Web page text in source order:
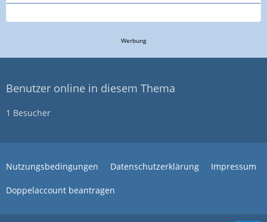
Werbung
Benutzer online in diesem Thema
1 Besucher
Nutzungsbedingungen Datenschutzerklärung Impressum
Doppelaccount beantragen